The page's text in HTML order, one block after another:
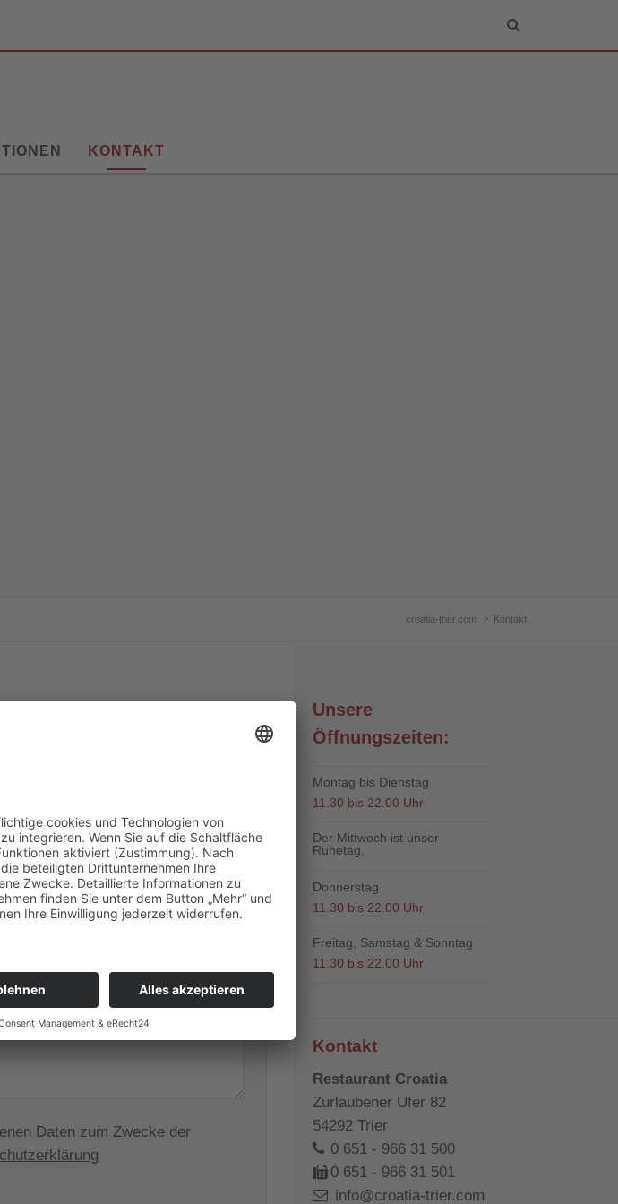
KONTAKT
croatia-trier.com Kontakt
Daten zum Zwecke der
Unsere
Öffnungszeiten:
Montag bis Dienstag
11.30 bis 22.00 Uhr
Der Mittwoch ist unser
Ruhetag.
Donnerstag
11.30 bis 22.00 Uhr
Freitag, Samstag & Sonntag
11.30 bis 22.00 Uhr
Kontakt
Restaurant Croatia
Zurlaubener Ufer 82
54292 Trier
0 651 - 966 31 500
0 651 - 966 31 501
info@croatia-trier.com